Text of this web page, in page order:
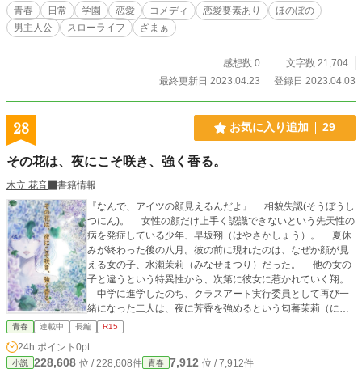
青春 日常 学園 恋愛 コメディ 恋愛要素あり
ほのぼの
男主人公
スローライフ ざまぁ
感想数 0
文字数 21,704
最終更新日 2023.04.23
登録日 2023.04.03
28 お気に入り追加 29
その花は、夜にこそ咲き、強く香る。
木立 花音
書籍情報
『なんで、アイツの顔見えるんだよ』 相貌失認(そうぼうし
つにん)。 女性の顔だけ上手く認識できないという先天性の
病を発症している少年、早坂翔（はやさかしょう）。 夏休
みが終わった後の八月。彼の前に現れたのは、なぜか顔が見
える女の子、水瀬茉莉（みなせまつり）だった。 他の女の
子と違うという特異性から、次第に彼女に惹かれていく翔。
中学に進学したのち、クラスアート実行委員として再び一
緒になった二人は、夜に芳香を強めるという匂蕃茉莉（にお
いばんまつり）の花が咲き乱れる丘を題材にして作業にはい
る。 ところが、クラスアートの完成も間近となったある
日、水瀬が不登校に陥ってしまう。 それは、彼女がずっと
隠し続けていた、心の傷が開いた瞬間だった。 ※第12回ドリ
青春 連載中 長編 R15
24h.ポイント 0pt
小説 228,608 位 / 228,608件 青春 7,912 位 / 7,912件